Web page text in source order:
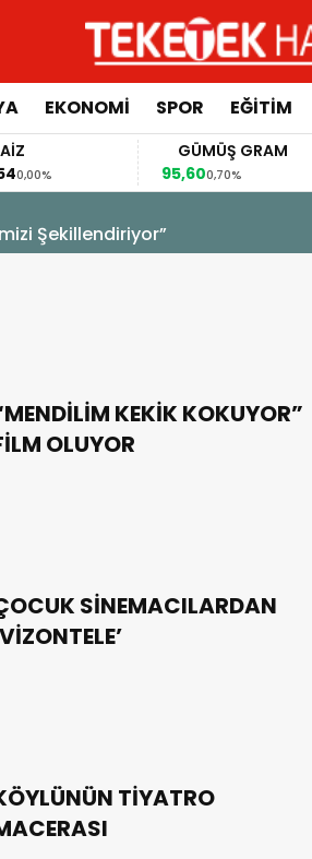
EKONOMİ SPOR EĞİTİM
0,00%
GÜMÜŞ GRAM
95,600,70%
Şekillendiriyor”
KEKİK KOKUYOR”
OLUYOR
SİNEMACILARDAN
TİYATRO